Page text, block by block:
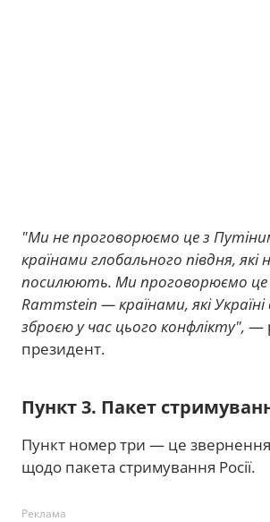
"Ми не проговорюємо це з
країнами глобального півдня, які
посилюють. Ми проговорюємо це
Rammstein — країнами, які
зброєю у час цього конфлікту", —
президент.
Пункт 3. Пакет
Пункт номер три — це
щодо пакета стримування Росії.
Реклама